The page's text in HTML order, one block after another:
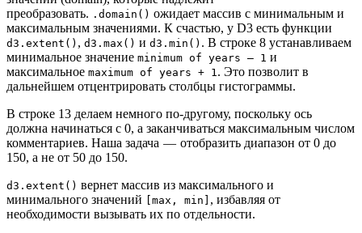
преобразовать. .domain() ожидает массив с минимальным и
максимальным значениями. К счастью, у D3 есть функции
d3.extent() , d3.max() и d3.min() . В строке 8 устанавливаем
минимальное значение minimum of years — 1 и
максимальное maximum of years + 1 . Это позволит в
дальнейшем отцентрировать столбцы гистограммы.
В строке 13 делаем немного по-другому, поскольку ось
должна начинаться с 0, а заканчиваться максимальным числом
комментариев. Наша задача — отобразить диапазон от 0 до
150, а не от 50 до 150.
d3.extent() вернет массив из максимального и
минимального значений [max, min] , избавляя от
необходимости вызывать их по отдельности.